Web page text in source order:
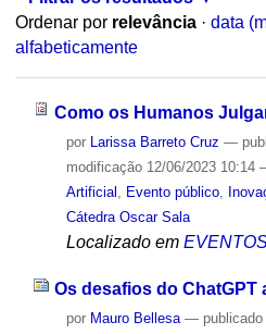
Ordenar por relevância · data
alfabeticamente
Como os Humanos
por Larissa Barreto Cruz —
modificação12/06/2023 10:14
Artificial
Evento público,
Cátedra Oscar Sala
Localizado em
Os desafios do ChatGPT
por Mauro Bellesa — publicado